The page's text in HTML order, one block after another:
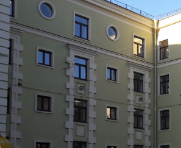
РОДИТЕЛЬСКИХ СООБЩЕСТВ - 2026